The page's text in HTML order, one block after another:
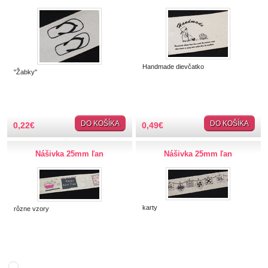
Ihly a špendlíky
Krajčírske potreby
Látky-metráž
Lemovky
Nášivky a Nažehlovačky
Nažehlovačky
Auto-moto
"Žabky"
0,22€ DO KOŠÍKA
Handmade dievčatko
0,49€ DO KOŠÍKA
Nášivka 25mm ľan
rôzne vzory
Nášivka 25mm ľan
karty